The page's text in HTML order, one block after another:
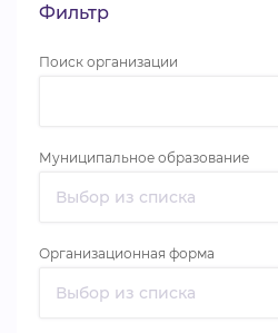
ОРГАНИЗАЦИИ
АКТИВИСТЫ
БАЗА ЗНАНИЙ
ВИДЕОКУРСЫ
Фильтр
Поиск организации
Муниципальное образование
Организационная форма